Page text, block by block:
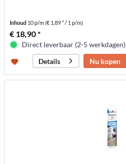
Inhoud 10 p/m(€ 1,89 * / 1 p/m)
€ 18,90 *
Direct leverbaar (2-5 werkdagen)
Details
Nu kopen